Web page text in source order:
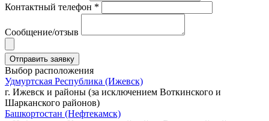
Контактный телефон *
Сообщение/отзыв
Выбор расположения
Удмуртская Республика (Ижевск)
г. Ижевск и районы (за исключением Воткинского и
Шарканского районов)
Башкортостан (Нефтекамск)